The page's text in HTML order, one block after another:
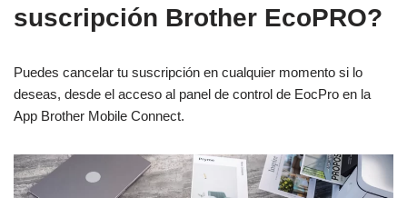
suscripción Brother EcoPRO?
Puedes cancelar tu suscripción en cualquier momento si lo
deseas, desde el acceso al panel de control de EocPro en la
App Brother Mobile Connect.